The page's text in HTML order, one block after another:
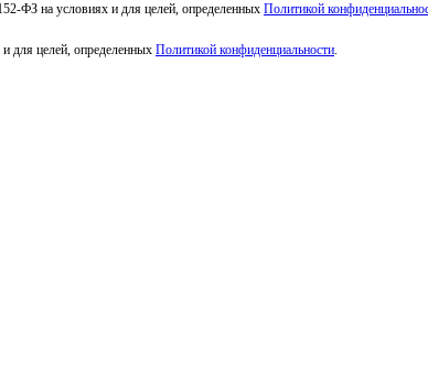
ФЗ на условиях и для целей, определенных Политикой
для целей, определенных Политикой конфиденциальности.